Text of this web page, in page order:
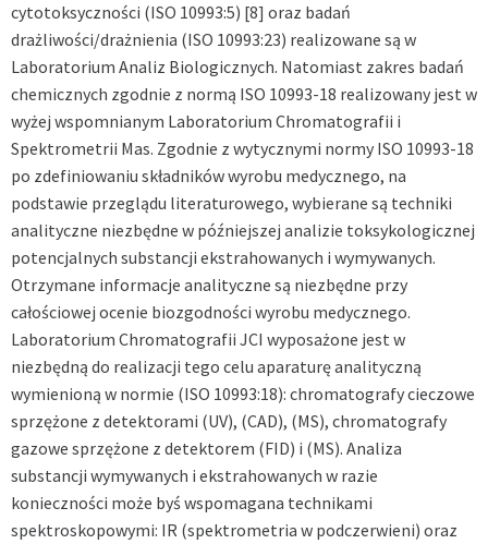
cytotoksyczności (ISO 10993:5) [8] oraz badań
drażliwości/drażnienia (ISO 10993:23) realizowane są w
Laboratorium Analiz Biologicznych. Natomiast zakres badań
chemicznych zgodnie z normą ISO 10993-18 realizowany jest w
wyżej wspomnianym Laboratorium Chromatografii i
Spektrometrii Mas. Zgodnie z wytycznymi normy ISO 10993-18
po zdefiniowaniu składników wyrobu medycznego, na
podstawie przeglądu literaturowego, wybierane są techniki
analityczne niezbędne w późniejszej analizie toksykologicznej
potencjalnych substancji ekstrahowanych i wymywanych.
Otrzymane informacje analityczne są niezbędne przy
całościowej ocenie biozgodności wyrobu medycznego.
Laboratorium Chromatografii JCI wyposażone jest w
niezbędną do realizacji tego celu aparaturę analityczną
wymienioną w normie (ISO 10993:18): chromatografy cieczowe
sprzężone z detektorami (UV), (CAD), (MS), chromatografy
gazowe sprzężone z detektorem (FID) i (MS). Analiza
substancji wymywanych i ekstrahowanych w razie
konieczności może byś wspomagana technikami
spektroskopowymi: IR (spektrometria w podczerwieni) oraz